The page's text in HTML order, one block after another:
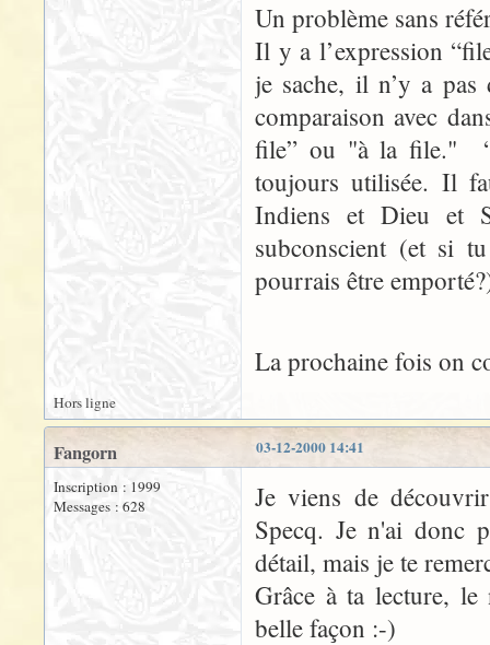
Un problème sans
Il y a l’expression
je sache, il n’y a
comparaison avec
file” ou "à la file."
toujours utilisée. Il
Indiens et Dieu et
subconscient (et si
pourrais être
La prochaine fois on
Hors ligne
03-12-2000 14:41
Fangorn
Inscription : 1999
Messages : 628
Je viens de
Specq. Je n'ai donc
détail, mais je te
Grâce à ta lecture,
belle façon :-)